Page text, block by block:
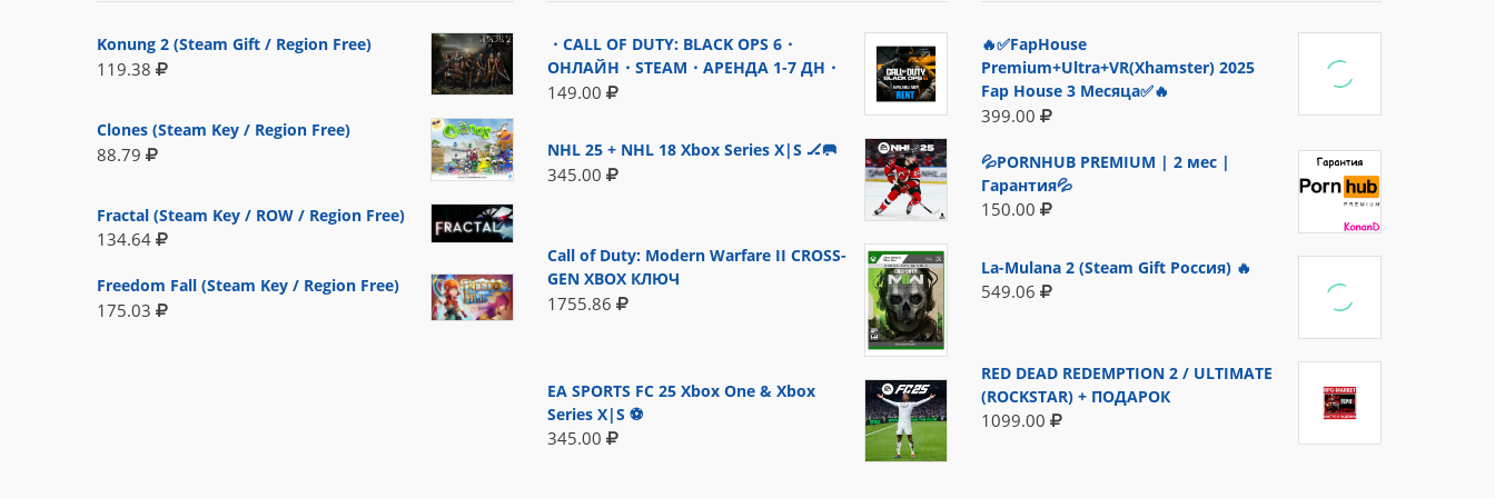
Konung 2 (Steam Gift / Region Free)
119.38
Clones (Steam Key / Region Free)
88.79
Fractal (Steam Key / ROW / Region Free)
134.64
Freedom Fall (Steam Key / Region Free)
175.03
・CALL OF DUTY: BLACK OPS 6・
ОНЛАЙН・STEAM・АРЕНДА 1-7 ДН・
149.00
NHL 25 + NHL 18 Xbox Series X|S 🏒🥅
345.00
Call of Duty: Modern Warfare II CROSS-
GEN XBOX КЛЮЧ
1755.86
EA SPORTS FC 25 Xbox One & Xbox
Series X|S ⚽
345.00
🔥✅FapHouse
Premium+Ultra+VR(Xhamster) 2025
Fap House 3 Месяца✅🔥
399.00
💦PORNHUB PREMIUM | 2 мес |
Гарантия💦
150.00
La-Mulana 2 (Steam Gift Россия) 🔥
549.06
RED DEAD REDEMPTION 2 / ULTIMATE
(ROCKSTAR) + ПОДАРОК
1099.00